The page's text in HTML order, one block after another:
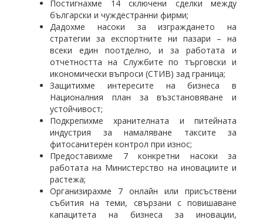
Постигнахме 14 сключени сделки между
български и чуждестранни фирми;
Дадохме насоки за изграждането на
стратегии за експортните ни пазари – на
всеки един поотделно, и за работата и
отчетността на Службите по търговски и
икономически въпроси (СТИВ) зад граница;
Защитихме интересите на бизнеса в
Националния план за възстановяване и
устойчивост;
Подкрепихме хранителната и питейната
индустрия за намаляване таксите за
фитосанитерен контрол при износ;
Предоставихме 7 конкретни насоки за
работата на Министерство на иновациите и
растежа;
Организирахме 7 онлайн или присъствени
събития на теми, свързани с повишаване
капацитета на бизнеса за иновации,